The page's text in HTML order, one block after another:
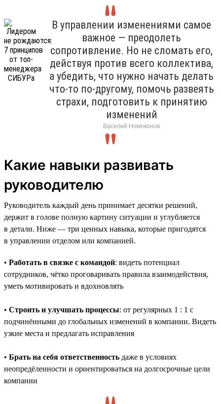
В управлении изменениями самое
важное — преодолеть
сопротивление. Но не сломать его,
действуя против всего коллектива,
а убедить, что нужно начать делать
что-то по-другому, помочь развеять
страхи, подготовить к принятию
изменений
Василий Номоконов
Какие навыки развивать
руководителю
Руководитель каждый день принимает десятки решений,
держит в голове полную картину ситуации и углубляется
в детали. Ниже — три ценных навыка, которые пригодятся
в управлении отделом или компанией.
• Работать в связке с командой: видеть потенциал
сотрудников, чётко проговаривать правила взаимодействия,
уметь мотивировать и вдохновлять
• Строить и улучшать процессы: от регулярных 1 : 1 с
подчинёнными до глобальных изменений в компании. Видеть
узкие места и предлагать исправления
• Брать на себя ответственность даже в условиях
неопредёленности и ориентироваться на долгосрочные цели
компании